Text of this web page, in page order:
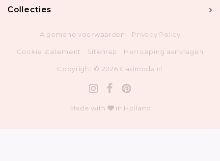
Collecties
Algemene voorwaarden Privacy Policy
Cookie statement Sitemap Herroeping aanvragen
Copyright © 2026 Casimoda.nl
Made with in Holland